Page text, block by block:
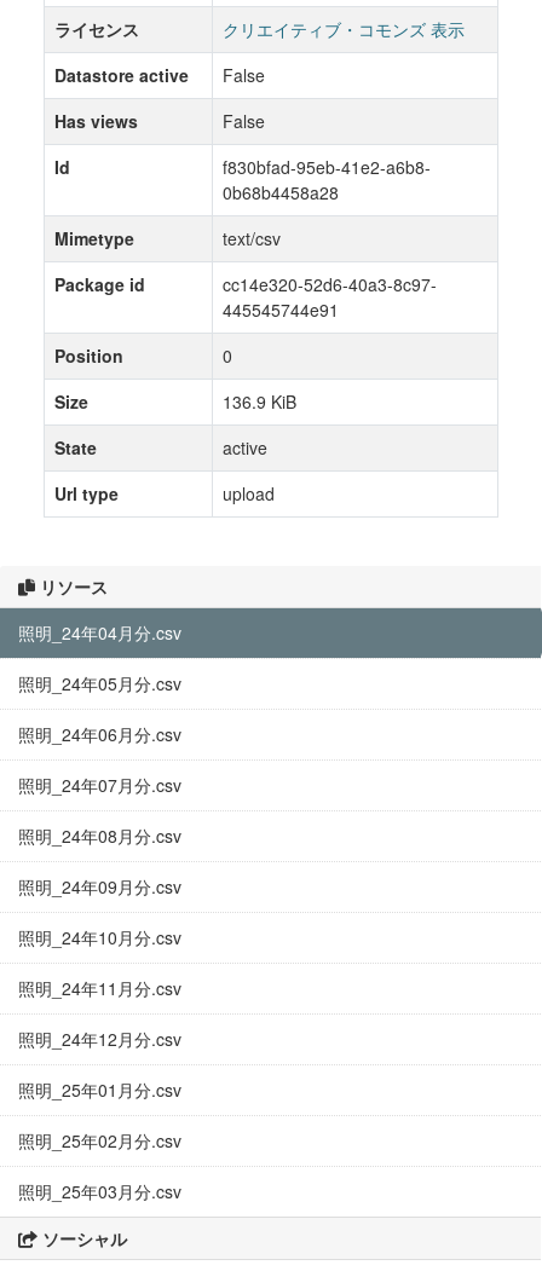
リソース
照明_24年04月分.csv
照明_24年05月分.csv
照明_24年06月分.csv
照明_24年07月分.csv
照明_24年08月分.csv
照明_24年09月分.csv
照明_24年10月分.csv
照明_24年11月分.csv
照明_24年12月分.csv
照明_25年01月分.csv
照明_25年02月分.csv
照明_25年03月分.csv
ソーシャル
ライセンス
クリエイティブ・コモンズ 表示
Datastore active
False
Has views
False
Id
f830bfad-95eb-41e2-a6b8-
0b68b4458a28
Mimetype
text/csv
Package id
cc14e320-52d6-40a3-8c97-
445545744e91
Position
0
Size
136.9 KiB
State
active
Url type
upload